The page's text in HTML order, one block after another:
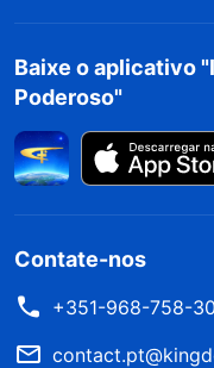
que Deus ainda
encarnada para
homens. Isto é,
verdade para
de julgamento de
aparição e a obra de
julgamento com a
Baixe o aplicativo
Poderoso"
Contate-nos
+351-968-758-